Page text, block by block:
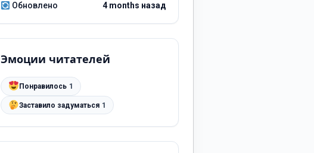
Обновлено
4 months назад
Эмоции читателей
Понравилось 1
Заставило задуматься 1